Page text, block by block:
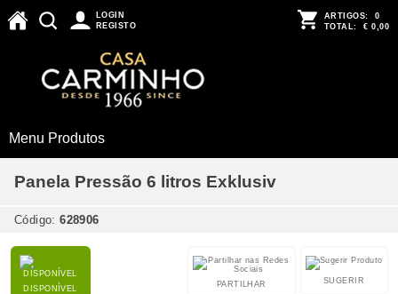
LOGIN
REGISTO
ARTIGOS: 0
TOTAL: € 0,00
Menu Produtos
Panela Pressão 6 litros Exklusiv
Código:628906
DISPONÍVEL
SUGERIR
PARTILHAR